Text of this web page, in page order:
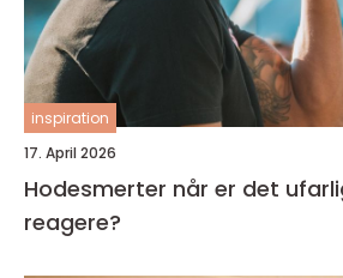
inspiration
17. April 2026
Hodesmerter når er det ufarlig, og når bør du
reagere?